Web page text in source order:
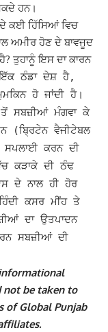
ਹਨ।
ਕਈ ਹਿੱਸਿਆਂ ਵਿਚ
ਅਮੀਰ ਹੋਣ ਦੇ ਬਾਵਜੂਦ
ਤੁਹਾਨੂੰ ਇਸ ਦਾ ਕਾਰਨ
ਠੰਡਾ ਦੇਸ਼ ਹੈ,
ਹੋ ਜਾਂਦੀ ਹੈ।
ਸਬਜ਼ੀਆਂ ਮੰਗਵਾ ਕੇ
(ਬ੍ਰਿਟੇਨ ਵੈਜੀਟੇਬਲ
ਕਰਨ ਦੀ
ਕੜਾਕੇ ਦੀ ਠੰਢ
ਦੇ ਨਾਲ ਹੀ ਹੋਰ
ਕਸਰ ਮੀਂਹ ਤੇ
ਦਾ ਉਤਪਾਦਨ
ਸਬਜ਼ੀਆਂ ਦੀ
not be taken to
of Global Punjab